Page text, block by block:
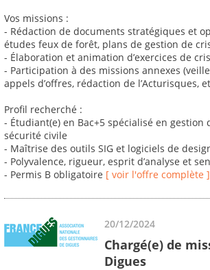
Vos missions :
- Rédaction de documents stratégiques et
études feux de forêt, plans de gestion de
- Élaboration et animation d’exercices de
- Participation à des missions annexes
appels d’offres, rédaction de l’Acturisques,
Profil recherché :
- Étudiant(e) en Bac+5 spécialisé en gestion
sécurité civile
- Maîtrise des outils SIG et logiciels de
- Polyvalence, rigueur, esprit d’analyse et
- Permis B obligatoire [ voir l'offre complète ]
20/12/2024
Chargé(e) de
Digues